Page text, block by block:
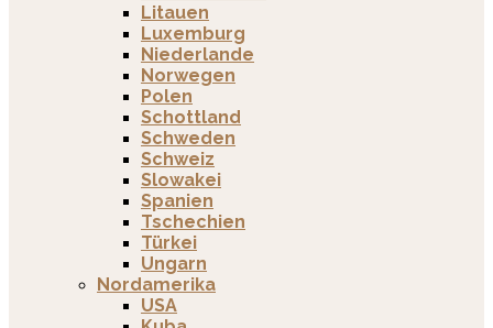
Litauen
Luxemburg
Niederlande
Norwegen
Polen
Schottland
Schweden
Schweiz
Slowakei
Spanien
Tschechien
Türkei
Ungarn
Nordamerika
USA